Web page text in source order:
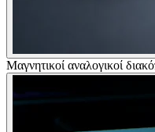
Μαγνητικοί αναλογικοί